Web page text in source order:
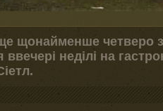
щонайменше четверо
неділі на